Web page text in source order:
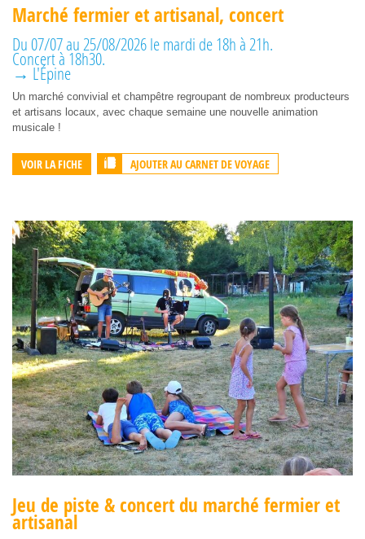
Marché fermier et artisanal, concert
Du 07/07 au 25/08/2026 le mardi de 18h à 21h.
Concert à 18h30.
→ L'Épine
Un marché convivial et champêtre regroupant de nombreux producteurs
et artisans locaux, avec chaque semaine une nouvelle animation
musicale !
VOIR LA FICHE AJOUTER AU CARNET DE VOYAGE
Jeu de piste & concert du marché fermier et
artisanal